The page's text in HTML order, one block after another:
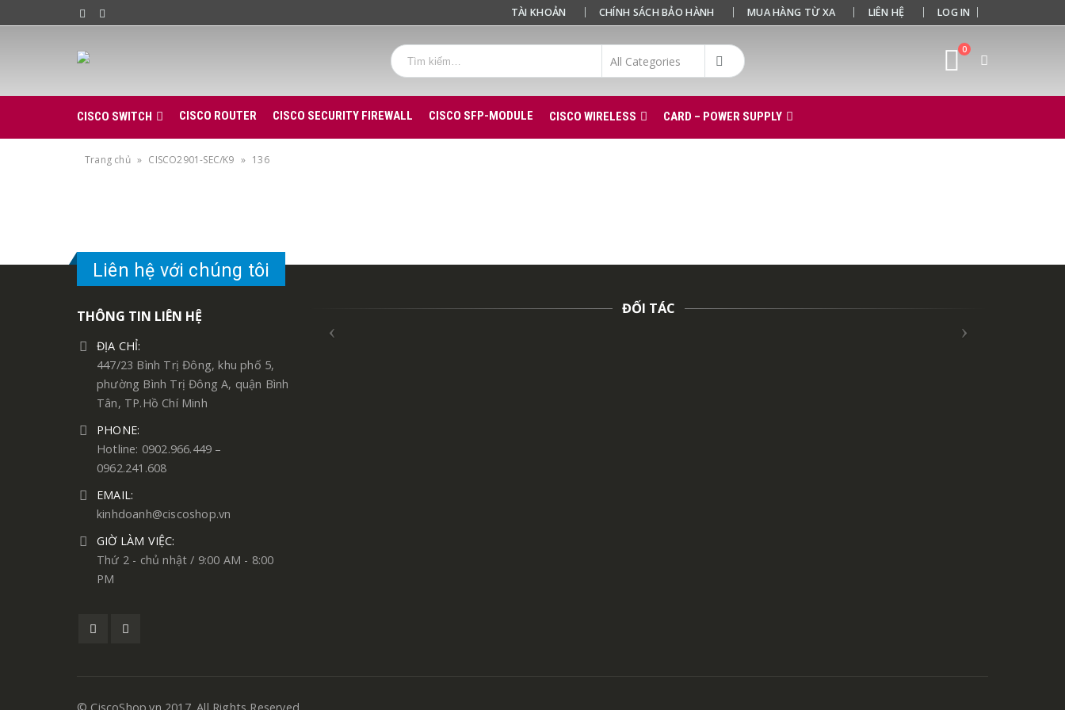
TÀI KHOẢN CHÍNH SÁCH BẢO HÀNH MUA HÀNG TỪ XA LIÊN HỆ LOG IN
0
CISCO SWITCH CISCO ROUTER CISCO SECURITY FIREWALL CISCO SFP-MODULE CISCO WIRELESS CARD – POWER SUPPLY
Trang chủ » CISCO2901-SEC/K9 » 136
Liên hệ với chúng tôi
THÔNG TIN LIÊN HỆ
ĐỊA CHỈ:
447/23 Bình Trị Đông, khu phố 5,
phường Bình Trị Đông A, quận Bình
Tân, TP.Hồ Chí Minh
PHONE:
Hotline: 0902.966.449 –
0962.241.608
EMAIL:
kinhdoanh@ciscoshop.vn
GIỜ LÀM VIỆC:
Thứ 2 - chủ nhật / 9:00 AM - 8:00
PM
ĐỐI TÁC